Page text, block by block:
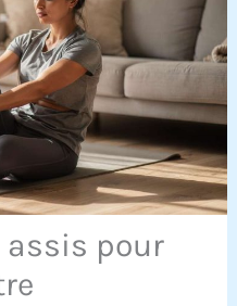
assis pour